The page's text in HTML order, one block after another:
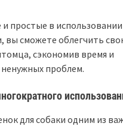
простые в
вы сможете облегчить
сэкономив время и
проблем.
для собаки одним из